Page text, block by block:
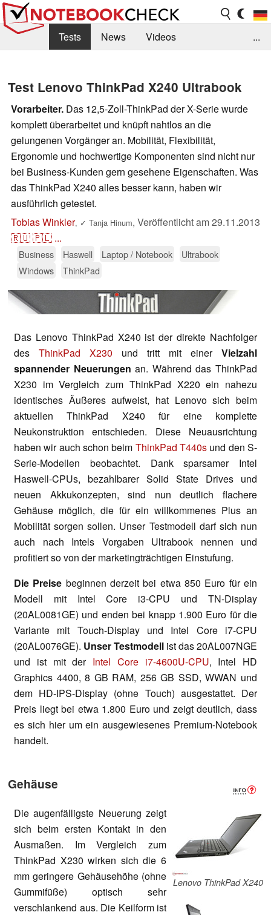
Tests News
Videos
Kaufberatung
Deals Suche
Jobs
Forum
...
Test Lenovo ThinkPad X240 Ultrabook
Vorarbeiter. Das 12,5-Zoll-ThinkPad der X-Serie wurde
komplett überarbeitet und knüpft nahtlos an die
gelungenen Vorgänger an. Mobilität, Flexibilität,
Ergonomie und hochwertige Komponenten sind nicht nur
bei Business-Kunden gern gesehene Eigenschaften. Was
das ThinkPad X240 alles besser kann, haben wir
ausführlich getestet.
Tobias Winkler, ✓ Tanja Hinum, Veröffentlicht am29.11.2013
🇷🇺🇵🇱 ...
Business Haswell Laptop / Notebook
Ultrabook
Windows
ThinkPad
Das Lenovo ThinkPad X240 ist der direkte Nachfolger
des ThinkPad X230 und tritt mit einer Vielzahl
spannender Neuerungen an. Während das ThinkPad
X230 im Vergleich zum ThinkPad X220 ein nahezu
identisches Äußeres aufweist, hat Lenovo sich beim
aktuellen ThinkPad X240 für eine komplette
Neukonstruktion entschieden. Diese Neuausrichtung
haben wir auch schon beim ThinkPad T440s und den S-
Serie-Modellen beobachtet. Dank sparsamer Intel
Haswell-CPUs, bezahlbarer Solid State Drives und
neuen Akkukonzepten, sind nun deutlich flachere
Gehäuse möglich, die für ein willkommenes Plus an
Mobilität sorgen sollen. Unser Testmodell darf sich nun
auch nach Intels Vorgaben Ultrabook nennen und
profitiert so von der marketingträchtigen Einstufung.
Die Preise beginnen derzeit bei etwa 850 Euro für ein
Modell mit Intel Core i3-CPU und TN-Display
(20AL0081GE) und enden bei knapp 1.900 Euro für die
Variante mit Touch-Display und Intel Core i7-CPU
(20AL0076GE). Unser Testmodell ist das 20AL007NGE
und ist mit der Intel Core i7-4600U-CPU, Intel HD
Graphics 4400, 8 GB RAM, 256 GB SSD, WWAN und
dem HD-IPS-Display (ohne Touch) ausgestattet. Der
Preis liegt bei etwa 1.800 Euro und zeigt deutlich, dass
es sich hier um ein ausgewiesenes Premium-Notebook
handelt.
Gehäuse
Lenovo ThinkPad X240
Die augenfälligste Neuerung zeigt
sich beim ersten Kontakt in den
Ausmaßen. Im Vergleich zum
ThinkPad X230 wirken sich die 6
mm geringere Gehäusehöhe (ohne
Gummifüße) optisch sehr
verschlankend aus. Die Keilform ist